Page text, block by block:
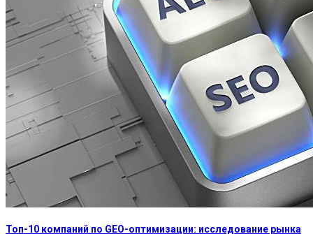
Топ-10 компаний по GEO-оптимизации: исследование рынка